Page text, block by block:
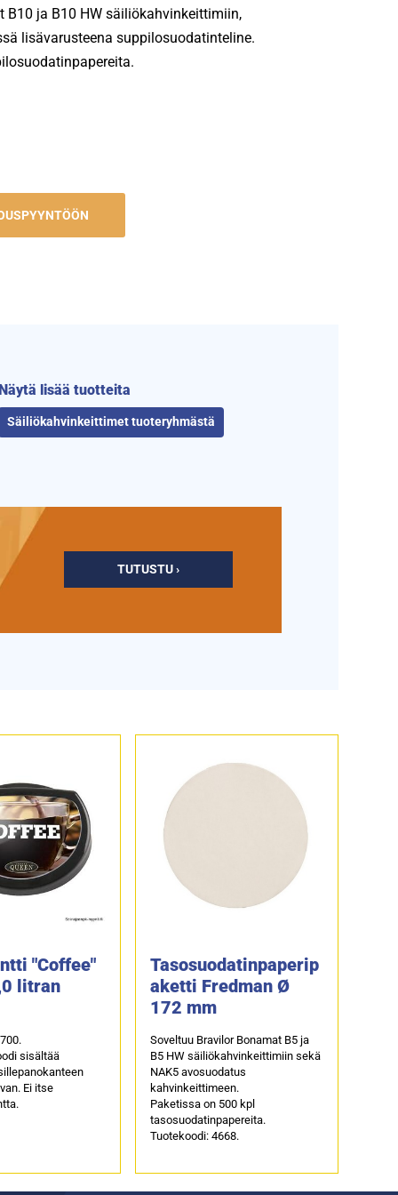
B10 ja B10 HW säiliökahvinkeittimiin,
lisävarusteena suppilosuodatinteline.
lisää tuotteita
Säiliökahvinkeittimet tuoteryhmästä
TUTUSTU ›
"Coffee"
litran
sisältää
Ei itse
Tasosuodatinpaperip
aketti Fredman Ø
172 mm
Soveltuu Bravilor Bonamat B5 ja
B5 HW säiliökahvinkeittimiin sekä
NAK5 avosuodatus
kahvinkeittimeen.
Paketissa on 500 kpl
tasosuodatinpapereita.
Tuotekoodi: 4668.